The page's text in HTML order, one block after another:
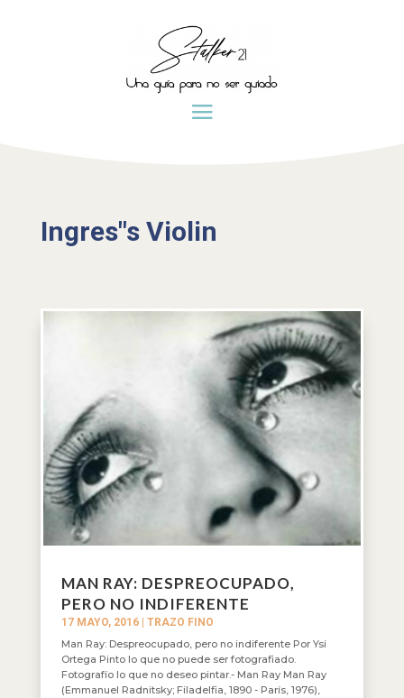
Ingres"s Violin
MAN RAY: DESPREOCUPADO,
PERO NO INDIFERENTE
17 MAYO, 2016| TRAZO FINO
Man Ray: Despreocupado, pero no indiferente Por Ysi
Ortega Pinto lo que no puede ser fotografiado.
Fotografío lo que no deseo pintar.- Man Ray Man Ray
(Emmanuel Radnitsky; Filadelfia, 1890 - París, 1976),